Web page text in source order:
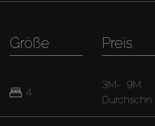
Größe
4
Preis
3M- 9M
Durchschn.